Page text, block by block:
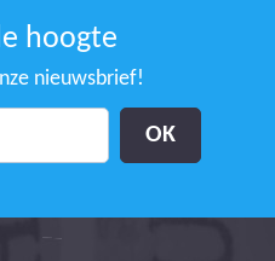
hoogte
nieuwsbrief!